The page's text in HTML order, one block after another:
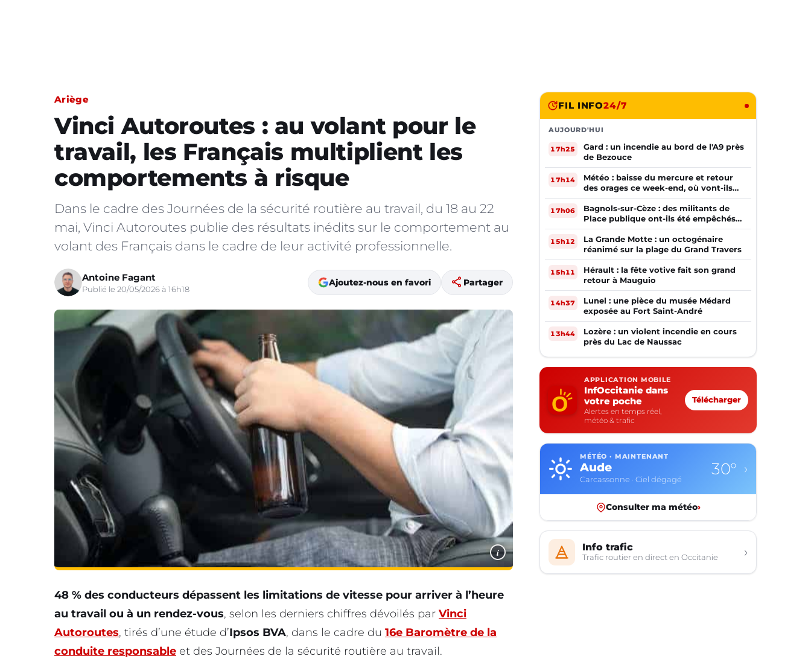
Ariège
Vinci Autoroutes : au volant pour le
travail, les Français multiplient les
comportements à risque
Dans le cadre des Journées de la sécurité routière au travail, du 18 au 22
mai, Vinci Autoroutes publie des résultats inédits sur le comportement au
volant des Français dans le cadre de leur activité professionnelle.
Antoine Fagant
Publié le 20/05/2026 à 16h18
Ajoutez-nous en favori share Partager
i
48 % des conducteurs dépassent les limitations de vitesse pour arriver à l’heure
au travail ou à un rendez-vous, selon les derniers chiffres dévoilés par Vinci
Autoroutes, tirés d’une étude d’Ipsos BVA, dans le cadre du 16e Baromètre de la
conduite responsable et des Journées de la sécurité routière au travail.
FIL INFO24/7
AUJOURD'HUI
17h25
Gard : un incendie au bord de l'A9 près
de Bezouce
17h14
Météo : baisse du mercure et retour
des orages ce week-end, où vont-ils
frapper ?
17h06
Bagnols-sur-Cèze : des militants de
Place publique ont-ils été empêchés
de tracter par la mairie ?
15h12
La Grande Motte : un octogénaire
réanimé sur la plage du Grand Travers
15h11
Hérault : la fête votive fait son grand
retour à Mauguio
14h37
Lunel : une pièce du musée Médard
exposée au Fort Saint-André
13h44
Lozère : un violent incendie en cours
près du Lac de Naussac
APPLICATION MOBILE
InfOccitanie dans
votre poche
Alertes en temps réel,
météo & trafic
Télécharger
MÉTÉO · MAINTENANT
Aude
Carcassonne · Ciel dégagé
30° ›
Consulter ma météo›
Info trafic
Trafic routier en direct en Occitanie ›